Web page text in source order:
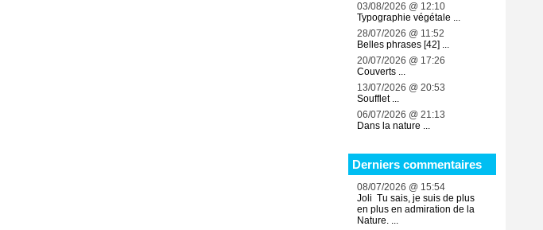
03/08/2026 @ 12:10
Typographie végétale ...
28/07/2026 @ 11:52
Belles phrases [42] ...
20/07/2026 @ 17:26
Couverts ...
13/07/2026 @ 20:53
Soufflet ...
06/07/2026 @ 21:13
Dans la nature ...
Derniers commentaires
08/07/2026 @ 15:54
Joli Tu sais, je suis de plus
en plus en admiration de la
Nature. ...